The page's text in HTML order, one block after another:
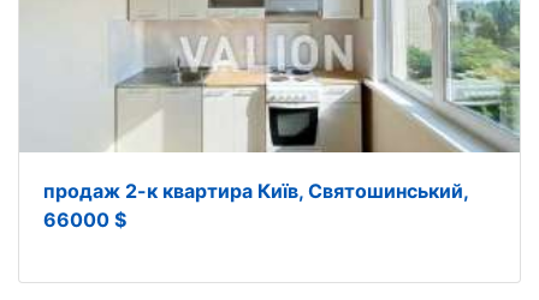
продаж 2-к квартира Київ, Святошинський,
66000 $